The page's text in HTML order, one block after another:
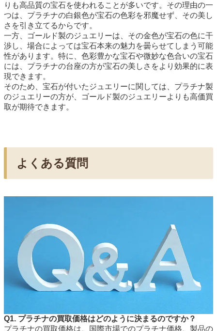
りも高品質の宝石を使われることが多いです。その理由の一
つは、プラチナの白銀色が宝石の色彩を邪魔せず、その美し
さを引き立てるからです。
一方、ゴールド製のジュエリーは、その金色が宝石の色に干
渉し、場合によっては宝石本来の魅力を曇らせてしまう可能
性があります。特に、色彩豊かな宝石や微妙な色合いの宝石
には、プラチナの台座の方が宝石の美しさをより効果的に表
現できます。
そのため、宝石が付いたジュエリーに関しては、プラチナ製
のジュエリーの方が、ゴールド製のジュエリーよりも高価買
取が期待できます。
よくある質問
Q1. プラチナの買取価格はどのように決まるのですか？
プラチナの買取価格は、国際市場でのプラチナ価格、製品の